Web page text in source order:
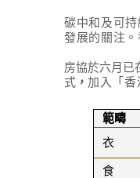
碳中和及可
發展的關注
房協於六月已
式 ， 加入 「
範疇
衣
食